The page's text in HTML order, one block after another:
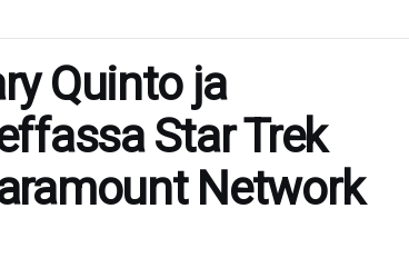
Quinto ja
Star Trek
Network